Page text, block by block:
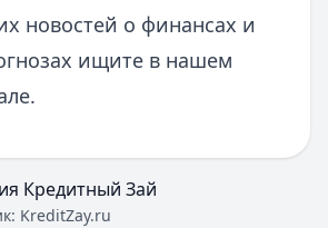
новостей о финансах и
ищите в нашем
Кредитный Зай
KreditZay.ru